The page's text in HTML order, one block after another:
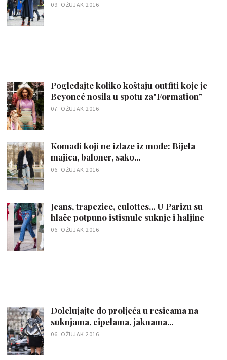
09. OŽUJAK 2016.
Pogledajte koliko koštaju outfiti koje je
Beyoncé nosila u spotu za"Formation"
07. OŽUJAK 2016.
Komadi koji ne izlaze iz mode: Bijela
majica, baloner, sako...
06. OŽUJAK 2016.
Jeans, trapezice, culottes... U Parizu su
hlače potpuno istisnule suknje i haljine
06. OŽUJAK 2016.
Dolelujajte do proljeća u resicama na
suknjama, cipelama, jaknama...
06. OŽUJAK 2016.